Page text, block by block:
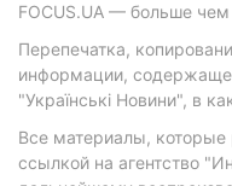
FOCUS.UA — больше чем
Перепечатка,
информации,
"Українські Новини", в
Все материалы,
ссылкой на агентство